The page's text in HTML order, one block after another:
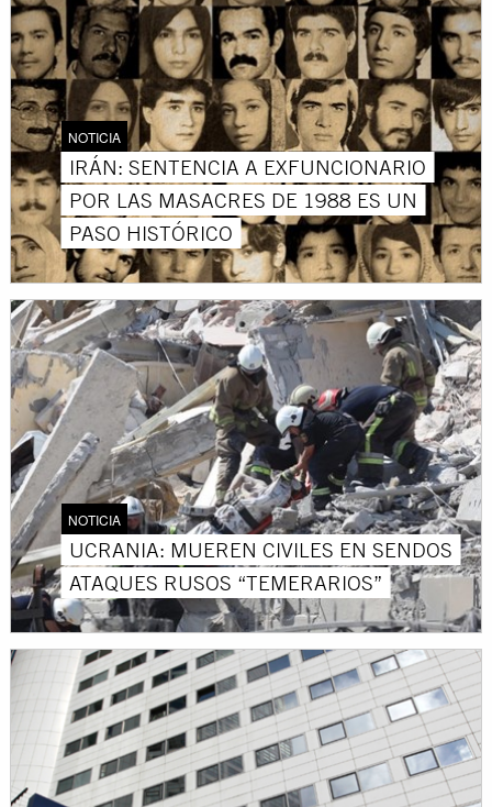
NOTICIA
IRÁN: SENTENCIA A EXFUNCIONARIO
POR LAS MASACRES DE 1988 ES UN
PASO HISTÓRICO
NOTICIA
UCRANIA: MUEREN CIVILES EN SENDOS
ATAQUES RUSOS “TEMERARIOS”